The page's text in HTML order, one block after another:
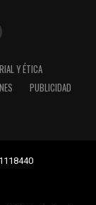
Y ÉTICA
PUBLICIDAD